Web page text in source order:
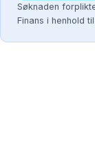
Søknaden
Finans i henhold